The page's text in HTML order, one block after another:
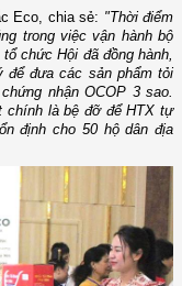
Eco, chia sẻ: "Thời điểm
trong việc vận hành bộ
chức Hội đã đồng hành,
để đưa các sản phẩm tỏi
nhận OCOP 3 sao.
chính là bệ đỡ để HTX tự
định cho 50 hộ dân địa